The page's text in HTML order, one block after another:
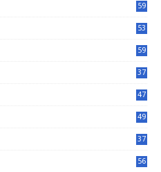
59
53
59
37
47
49
37
56